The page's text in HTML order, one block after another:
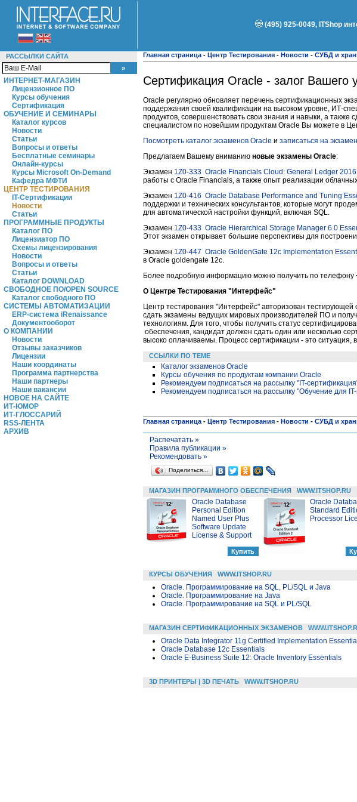
(495) 925-0049, ITShop
РАССЫЛКИ САЙТА
ИНТЕРНЕТ-МАГАЗИН
Лицензионное ПО
Курсы обучения
Сертификация
ОБУЧЕНИЕ И СЕМИНАРЫ
Каталог курсов
Новости
Статьи
Вопросы и ответы
Бесплатные семинары
Онлайн-курсы
Курсы Microsoft On-Demand
Кафедра МФТИ
ЦЕНТР ТЕСТИРОВАНИЯ
IT-Сертификации
Новости
Статьи
ПРОГРАММНЫЕ ПРОДУКТЫ
Каталог ПО
Лицензиатор ПО
Схемы лицензирования
Новости
Вопросы и ответы
Статьи
Каталог DOWNLOAD
СВОБОДНОЕ ПО/OPEN SOURCE
Каталог свободного ПО
СИСТЕМЫ АВТОМАТИЗАЦИИ
ERP-система iRenaissance
Документооборот
О КОМПАНИИ
Новости
Отзывы заказчиков
Лицензии
Наши координаты
Программа партнерства
Наши партнеры
Наши вакансии
НОВОЕ НА САЙТЕ
ИТ-ЮМОР
ИТ-ГЛОССАРИЙ
RSS-ЛЕНТА
АРХИВ
Главная страница - Центр Тестирования - Новости - СУБД и
Сертификация Oracle - залог Вашего
Oracle регулярно обновляет перечень сертификационных
поддержания своей квалификации на высоком уровне, ИТ-
продуктов, совершенствовать свои знания и навыки, а
специалистом по новейшим продуктам Oracle Вы можете в
Посмотреть каталог экзаменов Oracle и записаться на экзамен
Предлагаем Вашему вниманию новые экзамены Oracle:
Экзамен 1Z0-333 Oracle Financials Cloud: General Ledger
работы с Oracle Financials, а также опыт реализации
Экзамен 1Z0-416 Oracle Database Performance and Tuning
поддержки и технических консультантов, которые могут
для автоматической настройки функций, включая SQL.
Экзамен 1Z0-433 Oracle Hierarchical Storage Manager 6.0
Этот экзамен открывает большие перспективы для
Экзамен 1Z0-447 Oracle GoldenGate 12c Implementation
в Oracle goldengate 12с.
Более подробную информацию можно получить по телефону
О Центре Тестирования "Интерфейс"
Центр тестирования "Интерфейс" авторизован
сдать экзамены ведущих мировых производителей ПО и
технологиям. Для того, чтобы получить статус
обеспечения, кандидат должен сдать один или несколько
высоко оплачиваемы. Процесс сертификации - это ситуация,
ССЫЛКИ ПО ТЕМЕ
Каталог экзаменов Oracle
Курсы обучения по продуктам компании Oracle
Рекомендуем подписаться на рассылку "IT-
Рекомендуем подписаться на рассылку "Обучение для
Главная страница - Центр Тестирования - Новости - СУБД и
Распечатать »
Правила публикации »
Рекомендовать »
Поделиться…
МАГАЗИН ПРОГРАММНОГО ОБЕСПЕЧЕНИЯ WWW.ITSHOP.RU
Oracle Database
Personal Edition
Named User Plus
Software Update
License & Support
Oracle
Standard
Processor
КУРСЫ ОБУЧЕНИЯ WWW.ITSHOP.RU
Oracle. Программирование на SQL, PL/SQL и Java
Oracle. Программирование на Java
Oracle. Программирование на SQL и PL/SQL
МАГАЗИН СЕРТИФИКАЦИОННЫХ ЭКЗАМЕНОВ
Oracle Data Integrator 11g Certified Implementation
Oracle Database 12c Essentials
Oracle E-Business Suite 12: Oracle Inventory Essentials
3D ПРИНТЕРЫ | 3D ПЕЧАТЬ WWW.ITSHOP.RU